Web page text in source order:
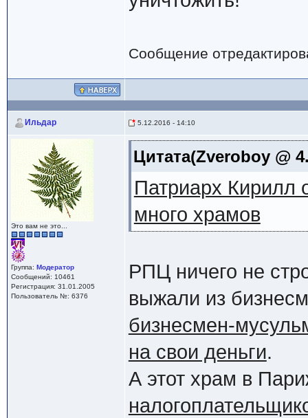
Сообщение
Ильдар 5.12.2016 - 14:10
Это вам не это...
Группа: Модератор
Сообщений: 10461
Регистрация: 31.01.2005
Пользователь №: 6376
Цитата(Zveroboy @
Патриарх Кирилл
много храмов
РПЦ ничего не
выжали из
бизнесмен-
на свои деньги.
А этот храм в